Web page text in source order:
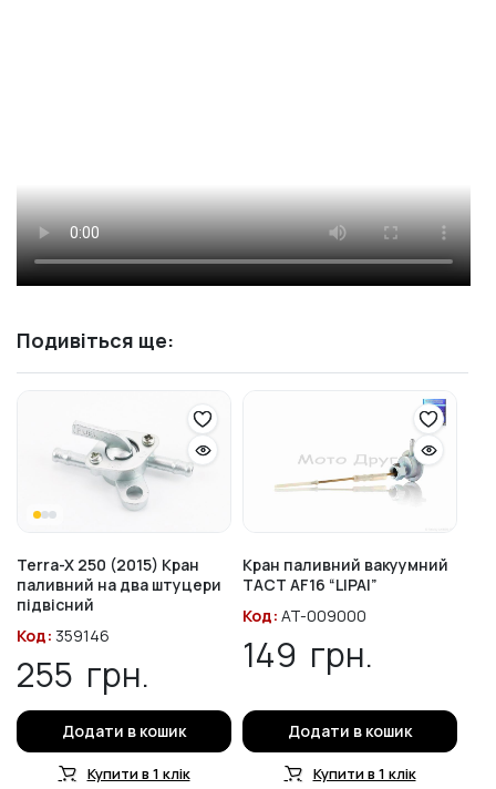
Подивіться ще:
Terra-X 250 (2015) Кран
паливний на два штуцери
підвісний
Код: 359146
255 грн.
Додати в кошик
Купити в 1 клік
Кран паливний вакуумний
TACT AF16 “LIPAI”
Код: AT-009000
149 грн.
Додати в кошик
Купити в 1 клік